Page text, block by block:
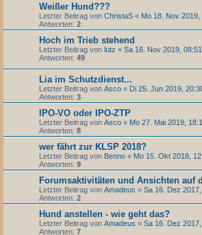
Weißer Hund???
Letzter Beitrag von ChristaS « Mo 18. Nov 2019,
Antworten: 2
Hoch im Trieb stehend
Letzter Beitrag von lutz « Sa 16. Nov 2019, 08:51
Antworten: 49
Lia im Schutzdienst...
Letzter Beitrag von Asco « Di 25. Jun 2019,
Antworten: 3
IPO-VO oder IPO-ZTP
Letzter Beitrag von Asco « Mo 27. Mai 2019,
Antworten: 8
wer fährt zur KLSP 2018?
Letzter Beitrag von Benno « Mo 15. Okt 2018,
Antworten: 9
Forumsaktivitäten und Ansichten auf
Letzter Beitrag von Amadeus « Sa 16. Dez
Antworten: 2
Hund anstellen - wie geht das?
Letzter Beitrag von Amadeus « Sa 16. Dez
Antworten: 7